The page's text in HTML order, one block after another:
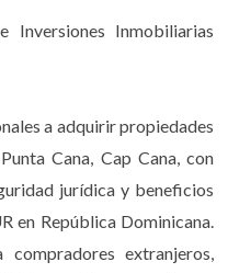
como el precio o la
Inversiones Inmobiliarias
a adquirir propiedades
Cana, Cap Cana, con
jurídica y beneficios
en República Dominicana.
extranjeros,